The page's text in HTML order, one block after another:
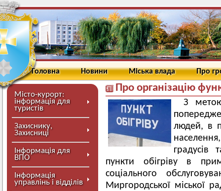
Головна Новини Міська влада Про
Місто-курорт:
інформація для
туристів
Захиснику,
Захисниці
Інформація для
ВПО
Інформація
управлінь і відділів
Про організацію
З метою
людей, в
градусів
пункти обігріву в
соціального
Миргородської міської